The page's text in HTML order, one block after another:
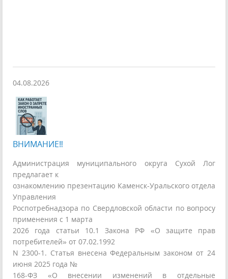
04.08.2026
ВНИМАНИЕ‼
Администрация муниципального округа Сухой Лог
предлагает к
ознакомлению презентацию Каменск-Уральского отдела
Управления
Роспотребнадзора по Свердловской области по вопросу
применения с 1 марта
2026 года статьи 10.1 Закона РФ «О защите прав
потребителей» от 07.02.1992
N 2300-1. Статья внесена Федеральным законом от 24
июня 2025 года №
168-ФЗ «О внесении изменений в отдельные